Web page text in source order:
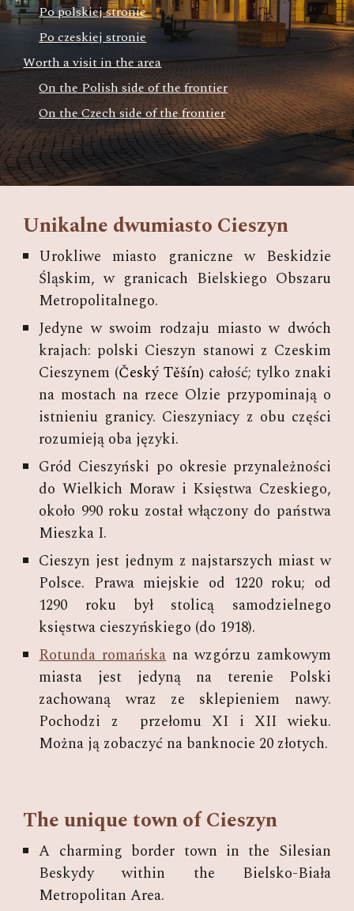
Po polskiej stronie
Po czeskiej stronie
Worth a visit in the area
On the Polish side of the frontier
On the Czech side of the frontier
Unikalne dwumiasto Cieszyn
Urokliwe miasto graniczne w Beskidzie
Śląskim, w granicach Bielskiego Obszaru
Metropolitalnego.
Jedyne w swoim rodzaju miasto w dwóch
krajach: polski Cieszyn stanowi z Czeskim
Cieszynem (Český Těšín) całość; tylko znaki
na mostach na rzece Olzie przypominają o
istnieniu granicy. Cieszyniacy z obu części
rozumieją oba języki.
Gród Cieszyński po o­kre­sie przy­na­leż­noś­ci
do Wiel­kich Mo­raw i Księs­twa Czes­kie­go,
oko­ło 990 ro­ku zos­tał włą­czo­ny do pańs­twa
Miesz­ka I.
Cieszyn jest jednym z najstarszych miast w
Polsce. Prawa miejskie od 1220 roku; od
1290 roku był stolicą samodzielnego
księstwa cieszyńskiego (do 1918).
Rotunda romańskana wzgórzu zamkowym
miasta jest jedyną na terenie Polski
zachowaną wraz ze sklepieniem nawy.
Pochodzi z przełomu XI i XII wieku.
Można ją zobaczyć na banknocie 20 złotych.
The unique town of Cieszyn
A charming border town in the Silesian
Beskydy within the Bielsko-Biała
Metropolitan Area.